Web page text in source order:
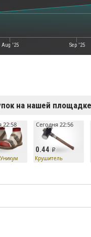
Aug '25 Sep '25
на нашей площадке
22:58
0.44
Сегодня 22:56
Крушитель